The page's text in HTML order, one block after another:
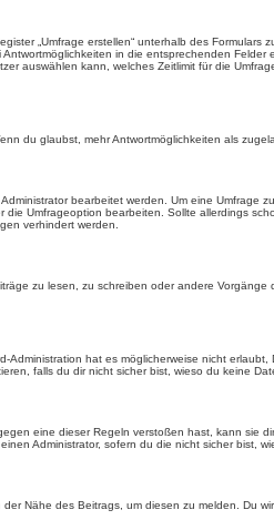
„Umfrage erstellen“ unterhalb des
in die entsprechenden
auswählen kann, welches Zeitlimit für die
du glaubst, mehr Antwortmöglichkeiten als
bearbeitet werden. Um eine Umfrage
Umfrageoption bearbeiten. Sollte allerdings
verhindert werden.
zu lesen, zu schreiben oder andere
hat es möglicherweise nicht
falls du dir nicht sicher bist, wieso du keine
eine dieser Regeln verstoßen hast, kann sie
Administrator, sofern du die nicht sicher bist,
Nähe des Beitrags, um diesen zu melden. Du